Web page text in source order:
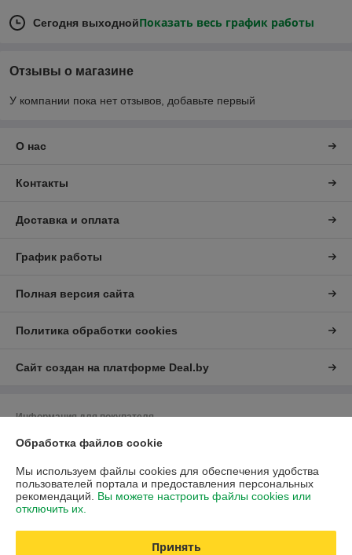
Сегодня выходнойПоказать весь график работы
Отзывы о магазине
У компании пока нет отзывов, добавьте первый
О нас
Контакты
Доставка и оплата
График работы
Полная версия сайта
Политика обработки cookies
Сайт создан на платформе Deal.by
Информация для покупателя
Юридическое лицо:ЧУП "Либра"
Минская обл., г.Дзержинск, ул.Фоминых,7
Регистрационный номер ЕГР: 690033361
УНП: 690033361
Обработка файлов cookie
Мы используем файлы cookies для обеспечения удобства
пользователей портала и предоставления персональных
рекомендаций. Вы можете настроить файлы cookies или
отключить их.
Принять